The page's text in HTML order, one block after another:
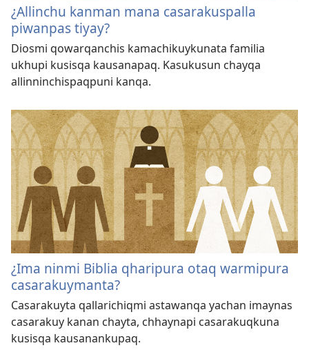
¿Allinchu kanman mana casarakuspalla
piwanpas tiyay?
Diosmi qowarqanchis kamachikuykunata familia
ukhupi kusisqa kausanapaq. Kasukusun chayqa
allinninchispaqpuni kanqa.
¿Ima ninmi Biblia qharipura otaq warmipura
casarakuymanta?
Casarakuyta qallarichiqmi astawanqa yachan imaynas
casarakuy kanan chayta, chhaynapi casarakuqkuna
kusisqa kausanankupaq.